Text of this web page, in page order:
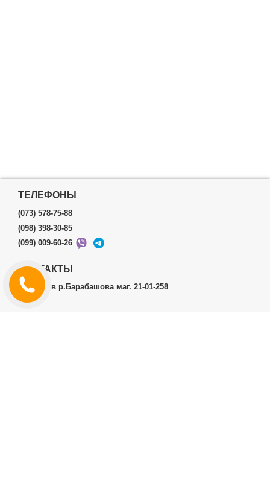
ТЕЛЕФОНЫ
(073) 578-75-88
(098) 398-30-85
(099) 009-60-26
КОНТАКТЫ
г.Харьков р.Барабашова маг. 21-01-258